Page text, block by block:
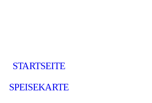
STARTSEITE
SPEISEKARTE